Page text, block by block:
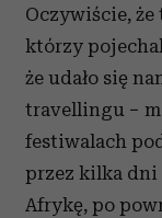
Oczywiście,
którzy
że udało się
travellingu −
festiwalach
przez kilka dni
Afrykę, po